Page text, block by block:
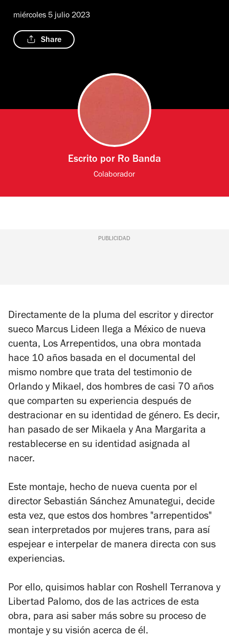
miércoles 5 julio 2023
Share
Escrito por Ro Banda
Colaborador
PUBLICIDAD
Directamente de la pluma del escritor y director
sueco Marcus Lideen llega a México de nueva
cuenta, Los Arrepentidos, una obra montada
hace 10 años basada en el documental del
mismo nombre que trata del testimonio de
Orlando y Mikael, dos hombres de casi 70 años
que comparten su experiencia después de
destracionar en su identidad de género. Es decir,
han pasado de ser Mikaela y Ana Margarita a
restablecerse en su identidad asignada al
nacer.
Este montaje, hecho de nueva cuenta por el
director Sebastián Sánchez Amunategui, decide
esta vez, que estos dos hombres "arrepentidos"
sean interpretados por mujeres trans, para así
espejear e interpelar de manera directa con sus
experiencias.
Por ello, quisimos hablar con Roshell Terranova y
Libertad Palomo, dos de las actrices de esta
obra, para asi saber más sobre su proceso de
montaje y su visión acerca de él.